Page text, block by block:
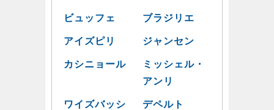
ビュッフェ ブラジリエ
アイズピリ ジャンセン
カシニョール
ミッシェル・
アンリ
ワイズバッシ
デペルト